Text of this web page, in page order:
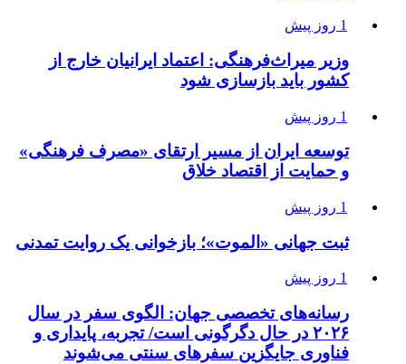
1 روز پیش
وزیر میراث‌فرهنگی: اعتماد ایرانیان خارج از
کشور باید بازسازی شود
1 روز پیش
توسعه ایران از مسیر ارتقای «مصرف فرهنگی»
و حمایت از اقتصاد خلاق
1 روز پیش
ثبت جهانی «الموت»؛ بازخوانی یک روایت تمدنی
1 روز پیش
رسانه‌های تخصصی جهان: الگوی سفر در سال
۲۰۲۶ در حال دگرگونی است/ تجربه، پایداری و
فناوری جایگزین سفرهای سنتی می‌شوند